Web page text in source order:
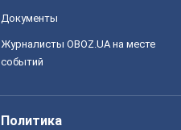
Документы
Журналисты OBOZ.UA на месте
событий
Политика